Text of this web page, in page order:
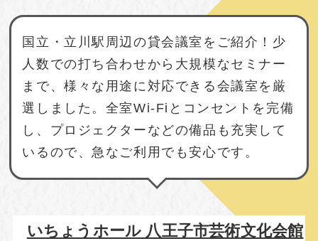
国立・立川駅周辺の貸会議室をご紹介！少
人数での打ち合わせから大規模なセミナー
まで、様々な用途に対応できる会議室を厳
選しました。全室Wi-Fiとコンセントを完備
し、プロジェクターなどの備品も充実して
いるので、急なご利用でも安心です。
いちょうホール 八王子市芸術文化会館